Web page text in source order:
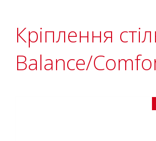
Кріплення
Balance/